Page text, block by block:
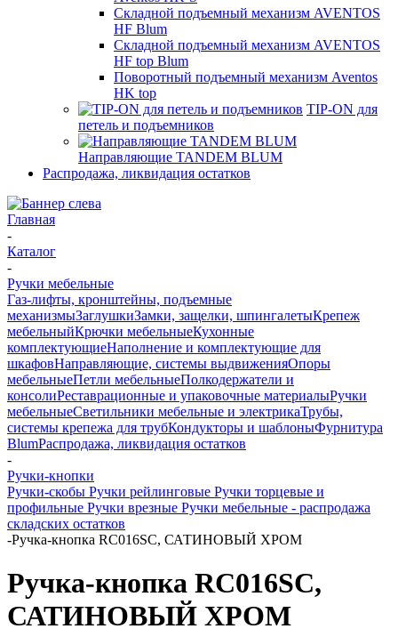
Складной подъемный механизм AVENTOS
HF Blum
Складной подъемный механизм AVENTOS
HF top Blum
Поворотный подъемный механизм Aventos
HK top
TIP-ON для
петель и подъемников
Направляющие TANDEM BLUM
Распродажа, ликвидация остатков
Главная
-
Каталог
-
Ручки мебельные
Газ-лифты, кронштейны, подъемные
механизмыЗаглушкиЗамки, защелки, шпингалетыКрепеж
мебельныйКрючки мебельныеКухонные
комплектующиеНаполнение и комплектующие для
шкафовНаправляющие, системы выдвиженияОпоры
мебельныеПетли мебельныеПолкодержатели и
консолиРеставрационные и упаковочные материалыРучки
мебельныеСветильники мебельные и электрикаТрубы,
системы крепежа для трубКондукторы и шаблоныФурнитура
BlumРаспродажа, ликвидация остатков
-
Ручки-кнопки
Ручки-скобы Ручки рейлинговые Ручки торцевые и
профильные Ручки врезные Ручки мебельные - распродажа
складских остатков
-Ручка-кнопка RC016SC, САТИНОВЫЙ ХРОМ
Ручка-кнопка RC016SC,
САТИНОВЫЙ ХРОМ